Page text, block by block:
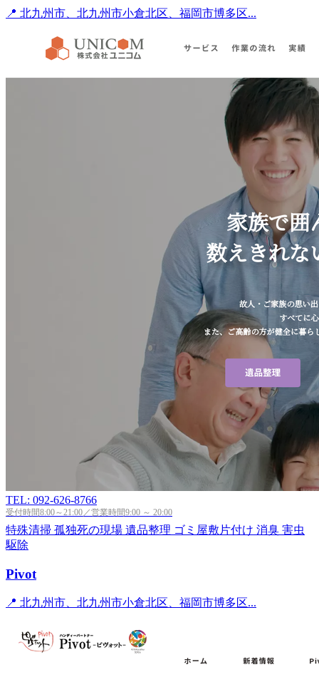
📍 北九州市、北九州市小倉北区、福岡市博多区...
TEL: 092-626-8766
受付時間8:00～21:00／営業時間9:00 ～ 20:00
特殊清掃 孤独死の現場 遺品整理 ゴミ屋敷片付け 消臭 害虫
駆除
Pivot
📍 北九州市、北九州市小倉北区、福岡市博多区...